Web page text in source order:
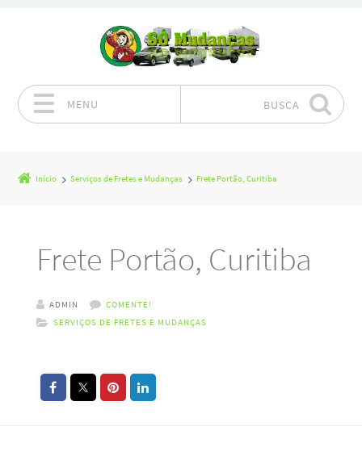
MENU BUSCA
Início Serviços de Fretes e Mudanças Frete Portão, Curitiba
Frete Portão, Curitiba
ADMIN
COMENTE!
SERVIÇOS DE FRETES E MUDANÇAS